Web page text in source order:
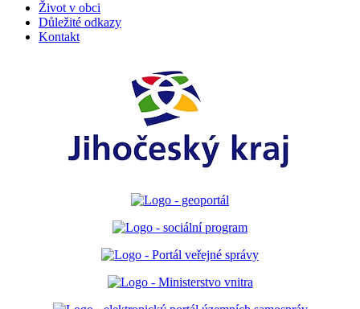
Život v obci
Důležité odkazy
Kontakt